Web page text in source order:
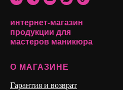
держит форму
интернет-магазин
продукции для
мастеров маникюра
О МАГАЗИНЕ
Гарантия и возврат